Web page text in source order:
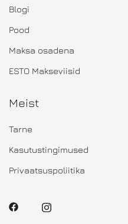
Blogi
Pood
Maksa osadena
ESTO Makseviisid
Meist
Tarne
Kasutustingimused
Privaatsuspoliitika